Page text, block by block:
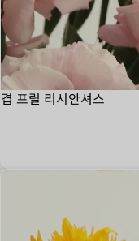
겹 프릴 리시안셔스